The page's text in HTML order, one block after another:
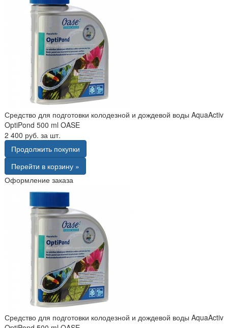
Средство для подготовки колодезной и дождевой воды AquaActiv
OptiPond 500 ml OASE
2 400 руб. за шт.
Продолжить покупки
Перейти в корзину »
Оформление заказа
Средство для подготовки колодезной и дождевой воды AquaActiv